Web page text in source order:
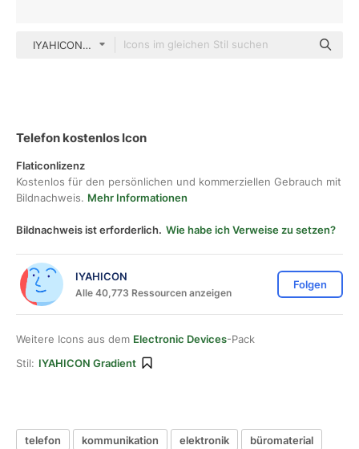
IYAHICON Gradient
Telefon kostenlos Icon
Flaticonlizenz
Kostenlos für den persönlichen und kommerziellen Gebrauch mit
Bildnachweis. Mehr Informationen
Bildnachweis ist erforderlich. Wie habe ich Verweise zu setzen?
IYAHICON
Alle 40,773 Ressourcen anzeigen
Folgen
Weitere Icons aus dem Electronic Devices-Pack
Stil: IYAHICON Gradient
telefon kommunikation elektronik
büromaterial